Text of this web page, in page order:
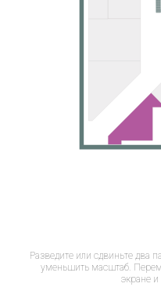
Разведите или сдвиньте два
уменьшить масштаб.
экране